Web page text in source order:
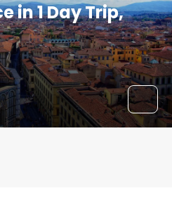
in 1 Day Trip,